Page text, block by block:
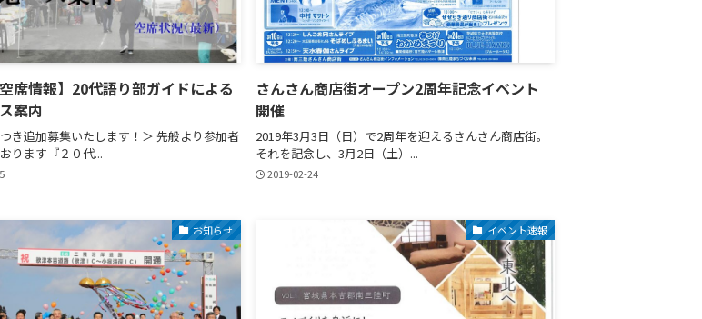
空席情報】20代語り部ガイドによる
案内
き追加募集いたします！＞ 先般より参加者
ります『２０代...
さんさん商店街オープン2周年記念イベント
開催
2019年3月3日（日）で2周年を迎えるさんさん商店街。
それを記念し、3月2日（土）...
2019-02-24
お知らせ イベント速報